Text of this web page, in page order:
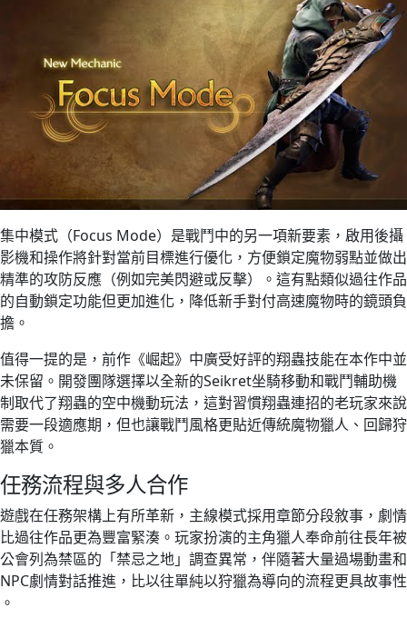
集中模式（Focus Mode）是戰鬥中的另一項新要素，啟用後攝
影機和操作將針對當前目標進行優化，方便鎖定魔物弱點並做出
精準的攻防反應（例如完美閃避或反擊）。這有點類似過往作品
的自動鎖定功能但更加進化，降低新手對付高速魔物時的鏡頭負
擔。
值得一提的是，前作《崛起》中廣受好評的翔蟲技能在本作中並
未保留。開發團隊選擇以全新的Seikret坐騎移動和戰鬥輔助機
制取代了翔蟲的空中機動玩法，這對習慣翔蟲連招的老玩家來說
需要一段適應期，但也讓戰鬥風格更貼近傳統魔物獵人、回歸狩
獵本質。
任務流程與多人合作
遊戲在任務架構上有所革新，主線模式採用章節分段敘事，劇情
比過往作品更為豐富緊湊。玩家扮演的主角獵人奉命前往長年被
公會列為禁區的「禁忌之地」調查異常，伴隨著大量過場動畫和
NPC劇情對話推進，比以往單純以狩獵為導向的流程更具故事性​
。